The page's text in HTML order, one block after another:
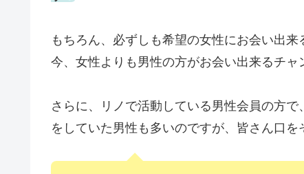
もちろん、必ずしも希望の女性にお会い出
今、女性よりも男性の方がお会い出来るチャ
さらに、リノで活動している男性会員の方
をしていた男性も多いのですが、皆さん口を